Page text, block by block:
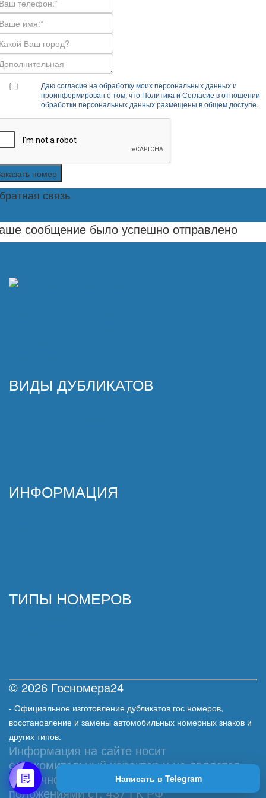
Написать в Telegram
Даю согласие на обработку моих персональных данных и
проинформирован о том, что Политика и Согласие в отношении
обработки персональных данных размещены в общем доступе.
номер
связь
сообщение было успешно отправлено
ВИДЫ ДУБЛИКАТОВ
ИНФОРМАЦИЯ
ТИПЫ НОМЕРОВ
© 2026 Госномера24
- Официальное изготовление дубликатов гос номеров,
восстановление и замены автомобильных номерных знаков и
других типов.
Информация на сайте носит
ознакомительный характер и не является
публичной офертой, определяемой
положениями ст. 437 ГК РФ